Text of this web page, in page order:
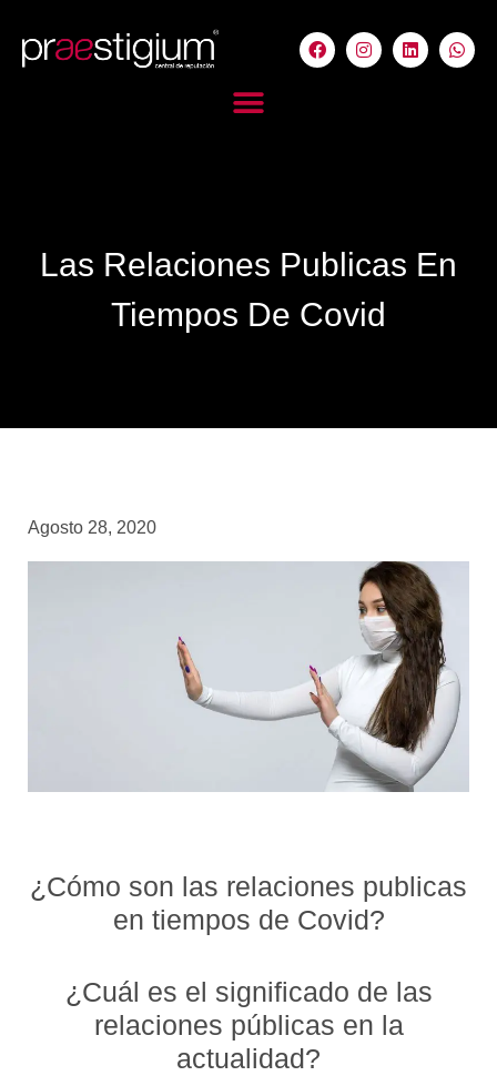
Las Relaciones Publicas En
Tiempos De Covid
Agosto 28, 2020
¿Cómo son las relaciones publicas
en tiempos de Covid?
¿Cuál es el significado de las
relaciones públicas en la
actualidad?